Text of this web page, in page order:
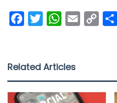
e
o
t
e
W
t
A
i
Related Articles